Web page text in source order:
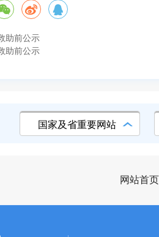
助前公示
助前公示
国家及省重要网站
网站首页